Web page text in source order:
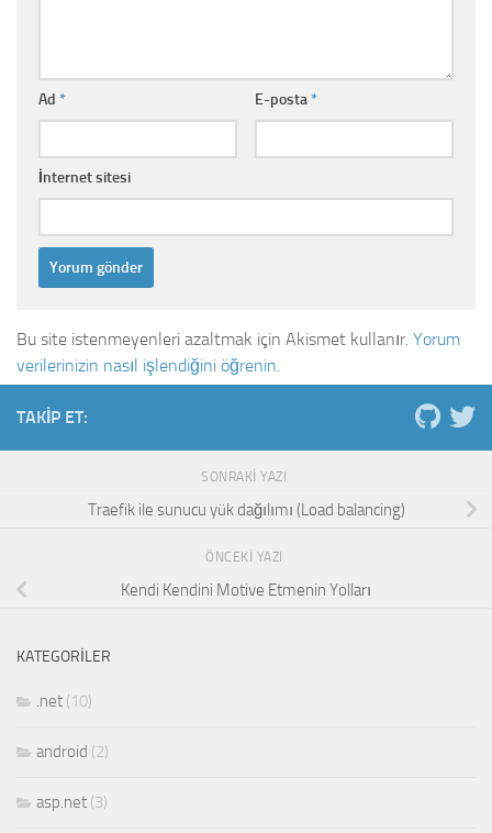
Ad * E-posta*
İnternet sitesi
Bu site istenmeyenleri azaltmak için Akismet kullanır. Yorum
verilerinizin nasıl işlendiğini öğrenin.
TAKIP ET:
SONRAKI YAZI
Traefik ile sunucu yük dağılımı (Load balancing)
ÖNCEKI YAZI
Kendi Kendini Motive Etmenin Yolları
KATEGORILER
.net (10)
android (2)
asp.net (3)